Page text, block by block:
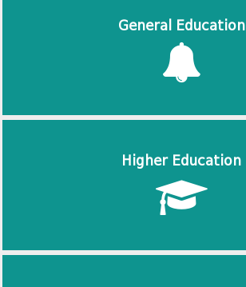
General Education
Higher Education